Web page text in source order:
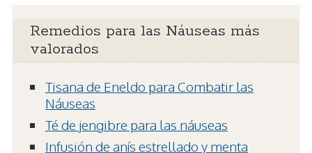
Remedios para las Náuseas más
valorados
Tisana de Eneldo para Combatir las
Náuseas
Té de jengibre para las náuseas
Infusión de anís estrellado y menta